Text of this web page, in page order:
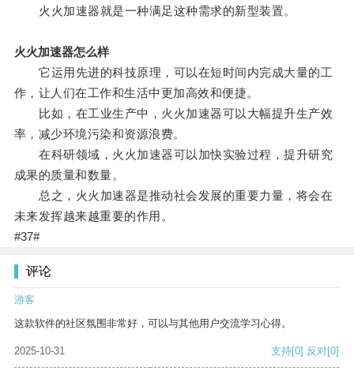
火火加速器就是一种满足这种需求的新型装置。
火火加速器怎么样
它运用先进的科技原理，可以在短时间内完成大量的工
作，让人们在工作和生活中更加高效和便捷。
比如，在工业生产中，火火加速器可以大幅提升生产效
率，减少环境污染和资源浪费。
在科研领域，火火加速器可以加快实验过程，提升研究
成果的质量和数量。
总之，火火加速器是推动社会发展的重要力量，将会在
未来发挥越来越重要的作用。
#37#
评论
游客
这款软件的社区氛围非常好，可以与其他用户交流学习心得。
2025-10-31 支持[0] 反对[0]